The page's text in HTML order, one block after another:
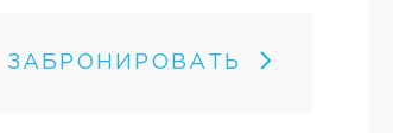
ЗАБРОНИРОВАТЬ